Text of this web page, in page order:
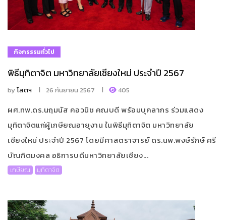
กิจกรรรมทั่วไป
พิธีมุทิตาจิต มหาวิทยาลัยเชียงใหม่ ประจำปี 2567
byโสตฯ 26 กันยายน 2567 405
ผศ.ทพ.ดร.นฤมนัส คอวนิช คณบดี พร้อมบุคลากร ร่วมแสดง
มุทิตาจิตแก่ผู้เกษียณอายุงาน ในพิธีมุทิตาจิต มหาวิทยาลัย
เชียงใหม่ ประจำปี 2567 โดยมีศาสตราจารย์ ดร.นพ.พงษ์รักษ์ ศรี
บัณฑิตมงคล อธิการบดีมหาวิทยาลัยเชียง...
เกษียณ มุทิตาจิต